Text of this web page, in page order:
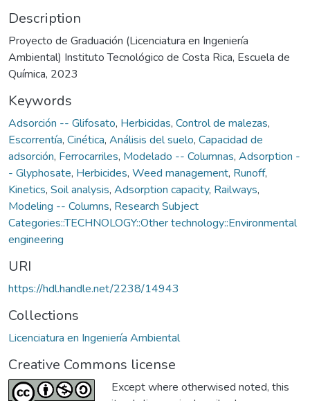
Description
Proyecto de Graduación (Licenciatura en Ingeniería
Ambiental) Instituto Tecnológico de Costa Rica, Escuela de
Química, 2023
Keywords
Adsorción -- Glifosato, Herbicidas, Control de malezas,
Escorrentía, Cinética, Análisis del suelo, Capacidad de
adsorción, Ferrocarriles, Modelado -- Columnas, Adsorption -
- Glyphosate, Herbicides, Weed management, Runoff,
Kinetics, Soil analysis, Adsorption capacity, Railways,
Modeling -- Columns, Research Subject
Categories::TECHNOLOGY::Other technology::Environmental
engineering
URI
https://hdl.handle.net/2238/14943
Collections
Licenciatura en Ingeniería Ambiental
Creative Commons license
Except where otherwised noted, this